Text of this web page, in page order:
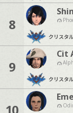
8
クリスタル
9
Cit
クリスタル